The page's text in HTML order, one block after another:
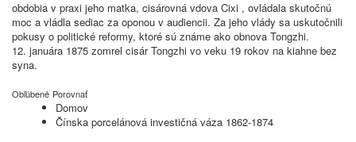
obdobia v praxi jeho matka, cisárovná vdova Cixi , ovládala skutočnú
moc a vládla sediac za oponou v audiencii. Za jeho vlády sa uskutočnili
pokusy o politické reformy, ktoré sú známe ako obnova Tongzhi.
12. januára 1875 zomrel cisár Tongzhi vo veku 19 rokov na kiahne bez
syna.
Obľúbené Porovnať
Domov
Čínska porcelánová investičná váza 1862-1874